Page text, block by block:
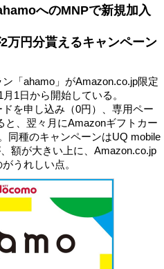
へのMNPで新規加入
万円分貰えるキャンペーン
「ahamo」がAmazon.co.jp限定
1日から開始している。
を申し込み（0円）、専用ペー
と、翌々月にAmazonギフトカー
同種のキャンペーンはUQ mobile
額が大きい上に、Amazon.co.jp
うれしい点。